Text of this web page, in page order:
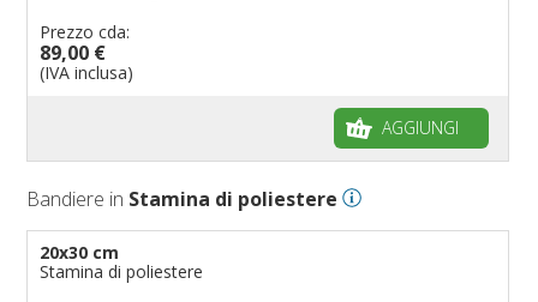
Prezzo cda:
89,00 €
(IVA inclusa)
AGGIUNGI
Bandiere in Stamina di poliestere
20x30 cm
Stamina di poliestere